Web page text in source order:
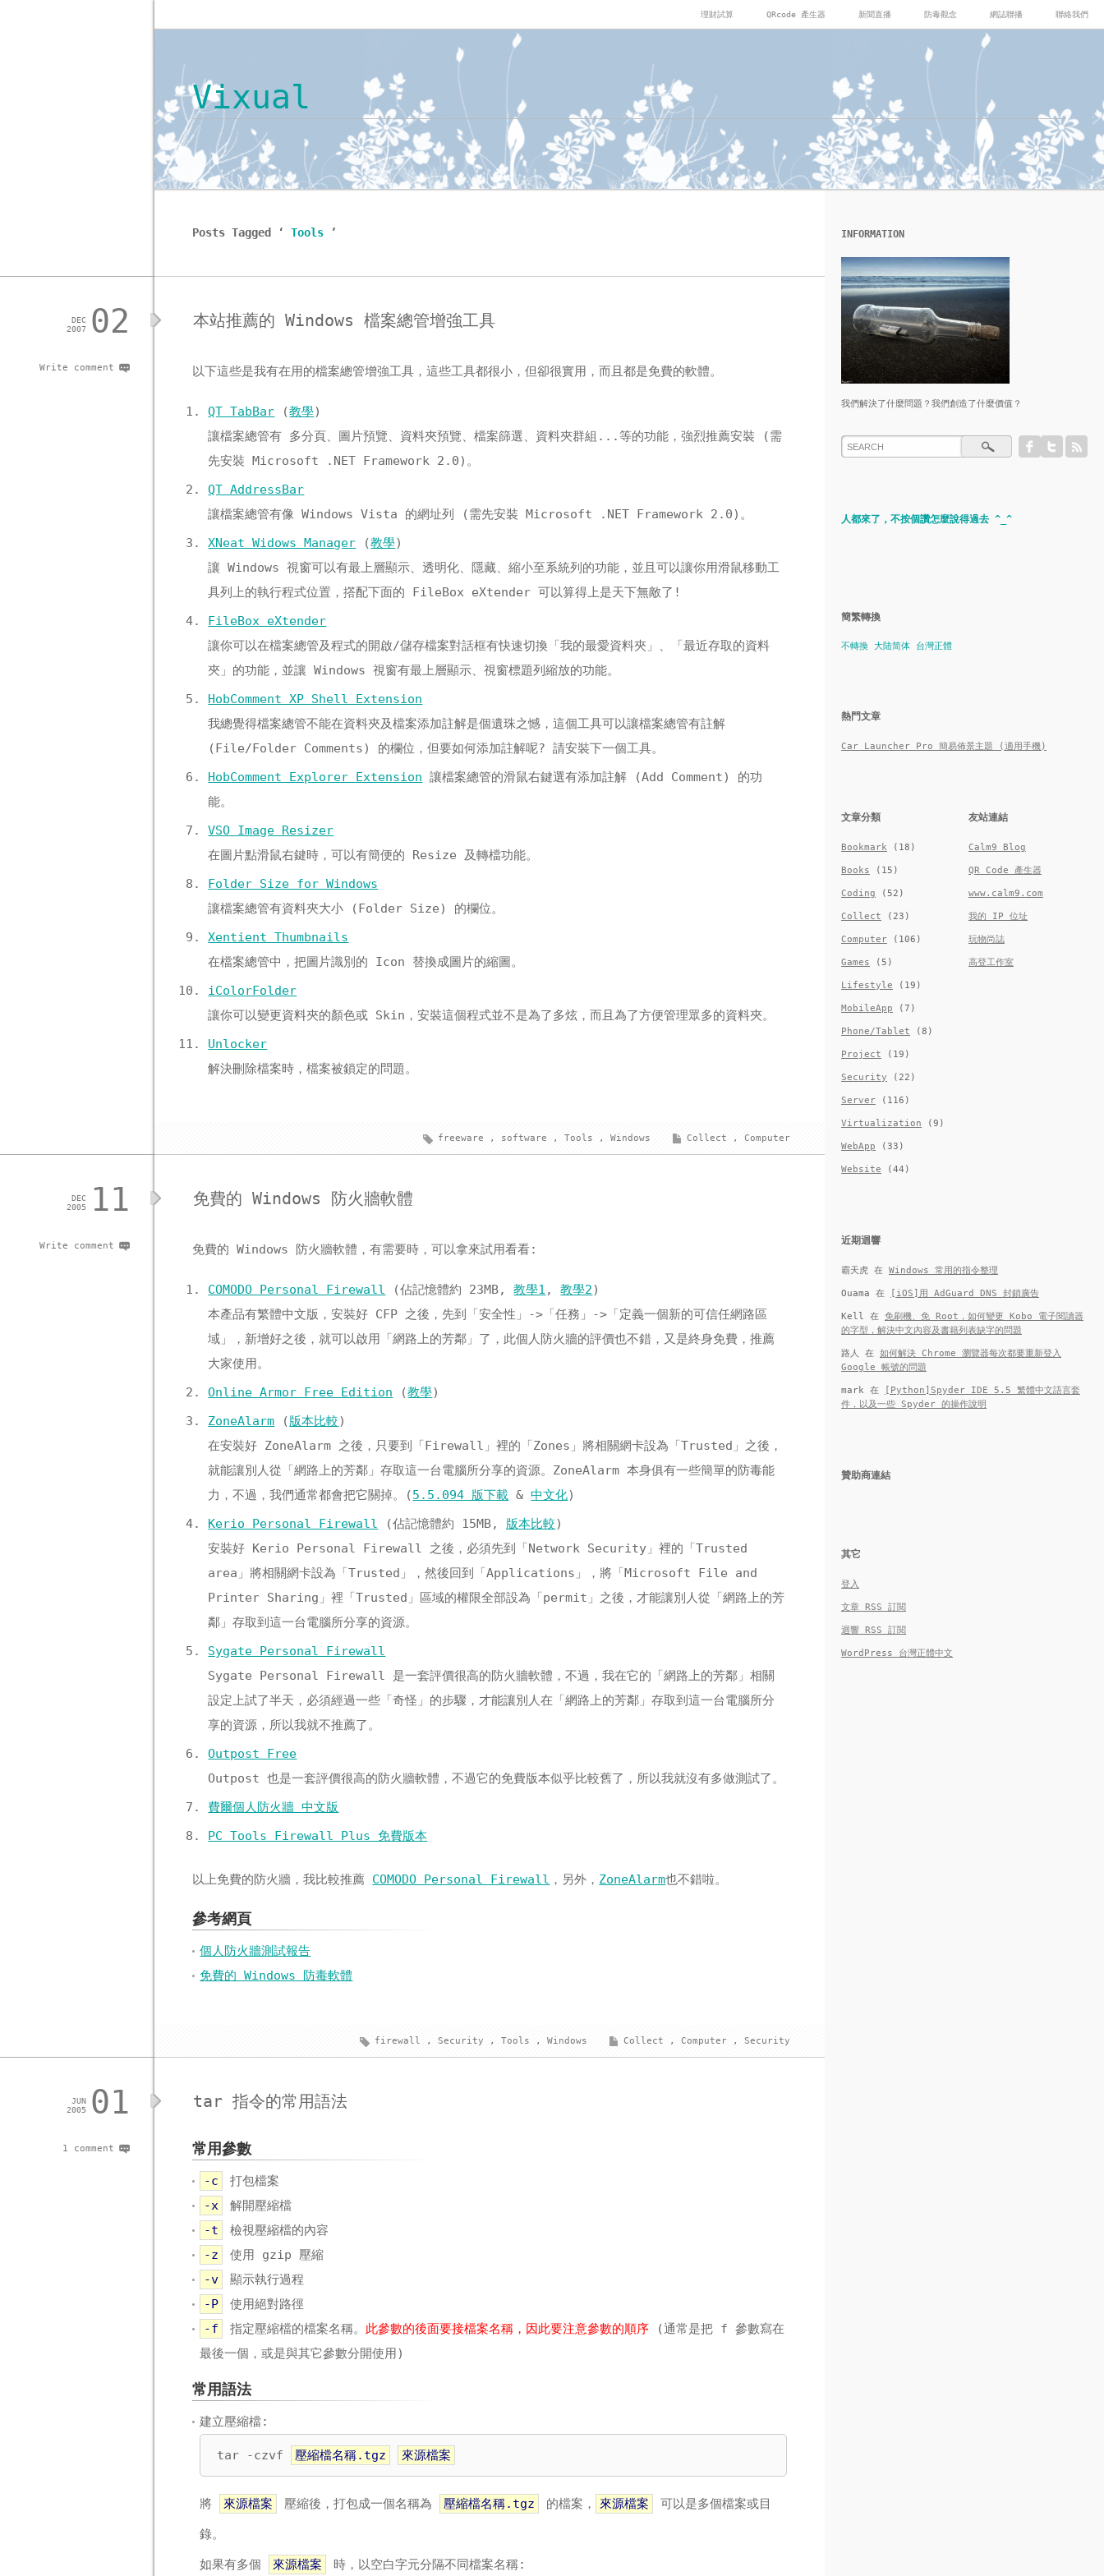
理財試算 QRcode 產生器 新聞直播 防毒觀念 網誌聯播 聯絡我們
Vixual
Posts Tagged ‘ Tools ’
本站推薦的 Windows 檔案總管增強工具
以下這些是我有在用的檔案總管增強工具，這些工具都很小，但卻很實用，而且都是免費的軟體。
QT TabBar (教學)
讓檔案總管有 多分頁、圖片預覽、資料夾預覽、檔案篩選、資料夾群組...等的功能，強烈推薦安裝 (需
先安裝 Microsoft .NET Framework 2.0)。
QT AddressBar
讓檔案總管有像 Windows Vista 的網址列 (需先安裝 Microsoft .NET Framework 2.0)。
XNeat Widows Manager (教學)
讓 Windows 視窗可以有最上層顯示、透明化、隱藏、縮小至系統列的功能，並且可以讓你用滑鼠移動工
具列上的執行程式位置，撘配下面的 FileBox eXtender 可以算得上是天下無敵了!
FileBox eXtender
讓你可以在檔案總管及程式的開啟/儲存檔案對話框有快速切換「我的最愛資料夾」、「最近存取的資料
夾」的功能，並讓 Windows 視窗有最上層顯示、視窗標題列縮放的功能。
HobComment XP Shell Extension
我總覺得檔案總管不能在資料夾及檔案添加註解是個遺珠之憾，這個工具可以讓檔案總管有註解
(File/Folder Comments) 的欄位，但要如何添加註解呢? 請安裝下一個工具。
HobComment Explorer Extension 讓檔案總管的滑鼠右鍵選有添加註解 (Add Comment) 的功
能。
VSO Image Resizer
在圖片點滑鼠右鍵時，可以有簡便的 Resize 及轉檔功能。
Folder Size for Windows
讓檔案總管有資料夾大小 (Folder Size) 的欄位。
Xentient Thumbnails
在檔案總管中，把圖片識別的 Icon 替換成圖片的縮圖。
iColorFolder
讓你可以變更資料夾的顏色或 Skin，安裝這個程式並不是為了多炫，而且為了方便管理眾多的資料夾。
Unlocker
解決刪除檔案時，檔案被鎖定的問題。
Collect , Computer
freeware , software , Tools , Windows
02
DEC
2007
Write comment
免費的 Windows 防火牆軟體
免費的 Windows 防火牆軟體，有需要時，可以拿來試用看看:
COMODO Personal Firewall (佔記憶體約 23MB,教學1 ,教學2)
本產品有繁體中文版，安裝好 CFP 之後，先到「安全性」->「任務」->「定義一個新的可信任網路區
域」，新增好之後，就可以啟用「網路上的芳鄰」了，此個人防火牆的評價也不錯，又是終身免費，推薦
大家使用。
Online Armor Free Edition (教學)
ZoneAlarm (版本比較)
在安裝好 ZoneAlarm 之後，只要到「Firewall」裡的「Zones」將相關網卡設為「Trusted」之後，
就能讓別人從「網路上的芳鄰」存取這一台電腦所分享的資源。ZoneAlarm 本身俱有一些簡單的防毒能
力，不過，我們通常都會把它關掉。(5.5.094 版下載 &中文化)
Kerio Personal Firewall (佔記憶體約 15MB, 版本比較)
安裝好 Kerio Personal Firewall 之後，必須先到「Network Security」裡的「Trusted
area」將相關網卡設為「Trusted」，然後回到「Applications」，將「Microsoft File and
Printer Sharing」裡「Trusted」區域的權限全部設為「permit」之後，才能讓別人從「網路上的芳
鄰」存取到這一台電腦所分享的資源。
Sygate Personal Firewall
Sygate Personal Firewall 是一套評價很高的防火牆軟體，不過，我在它的「網路上的芳鄰」相關
設定上試了半天，必須經過一些「奇怪」的步驟，才能讓別人在「網路上的芳鄰」存取到這一台電腦所分
享的資源，所以我就不推薦了。
Outpost Free
Outpost 也是一套評價很高的防火牆軟體，不過它的免費版本似乎比較舊了，所以我就沒有多做測試了。
費爾個人防火牆 中文版
PC Tools Firewall Plus 免費版本
以上免費的防火牆，我比較推薦 COMODO Personal Firewall ，另外， ZoneAlarm也不錯啦。
參考網頁
個人防火牆測試報告
免費的 Windows 防毒軟體
Collect , Computer , Security
firewall , Security , Tools , Windows
11
DEC
2005
Write comment
tar 指令的常用語法
常用參數
-c
打包檔案
-x
解開壓縮檔
-t
檢視壓縮檔的內容
-z
使用 gzip 壓縮
-v
顯示執行過程
-P
使用絕對路徑
-f
指定壓縮檔的檔案名稱。 此參數的後面要接檔案名稱，因此要注意參數的順序
(通常是把 f 參數寫在
最後一個，或是與其它參數分開使用)
常用語法
建立壓縮檔:
tar -czvf 壓縮檔名稱.tgz 來源檔案
將 來源檔案 壓縮後，打包成一個名稱為 壓縮檔名稱.tgz 的檔案， 來源檔案 可以是多個檔案或目
錄。
如果有多個 來源檔案 時，以空白字元分隔不同檔案名稱:
01
JUN
2005
1 comment
INFORMATION
我們解決了什麼問題？我們創造了什麼價值？
人都來了，不按個讚怎麼說得過去 ^_^
簡繁轉換
不轉換 大陆简体 台灣正體
熱門文章
Car Launcher Pro 簡易佈景主題 (適用手機)
文章分類
Bookmark (18)
Books (15)
Coding (52)
Collect (23)
Computer (106)
Games (5)
Lifestyle (19)
MobileApp (7)
Phone/Tablet (8)
Project (19)
Security (22)
Server (116)
Virtualization (9)
WebApp (33)
Website (44)
友站連結
Calm9 Blog
QR Code 產生器
www.calm9.com
我的 IP 位址
玩物尚誌
高登工作室
近期迴響
霸天虎 在 Windows 常用的指令整理
Ouama 在 [iOS]用 AdGuard DNS 封鎖廣告
Kell 在 免刷機、免 Root，如何變更 Kobo 電子閱讀器
的字型，解決中文內容及書籍列表缺字的問題
路人 在 如何解決 Chrome 瀏覽器每次都要重新登入
Google 帳號的問題
mark 在
[Python]Spyder IDE 5.5 繁體中文語言套
件，以及一些 Spyder 的操作說明
贊助商連結
其它
登入
文章 RSS 訂閱
迴響 RSS 訂閱
WordPress 台灣正體中文